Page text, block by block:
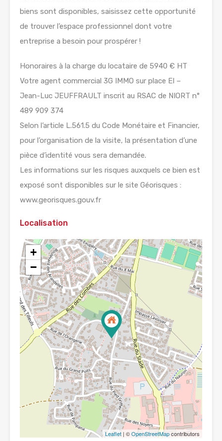
biens sont disponibles, saisissez cette opportunité
de trouver l’espace professionnel dont votre
entreprise a besoin pour prospérer !
Honoraires à la charge du locataire de 5940 € HT
Votre agent commercial 3G IMMO sur place EI –
Jean-Luc JEUFFRAULT inscrit au RSAC de NIORT n°
489 909 374
Selon l’article L.561.5 du Code Monétaire et Financier,
pour l’organisation de la visite, la présentation d’une
pièce d’identité vous sera demandée.
Les informations sur les risques auxquels ce bien est
exposé sont disponibles sur le site Géorisques :
www.georisques.gouv.fr
Localisation
+
−
Leaflet | ©OpenStreetMapcontributors